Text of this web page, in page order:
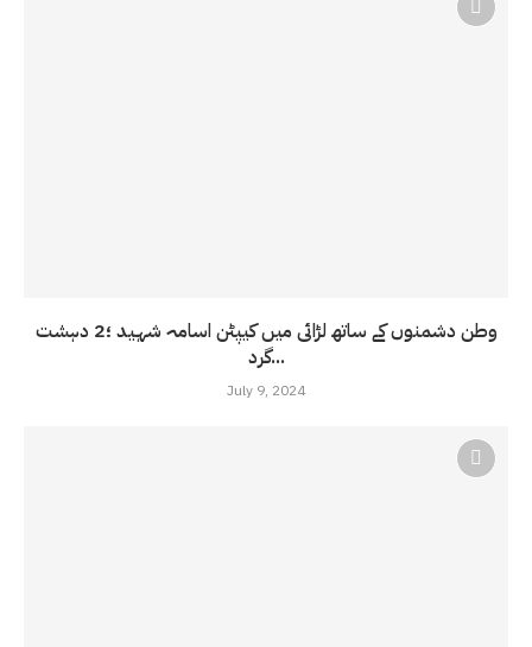
وطن دشمنوں کے ساتھ لڑائی میں کیپٹن اسامہ شہید ؛2 دہشت
گرد...
July 9, 2024